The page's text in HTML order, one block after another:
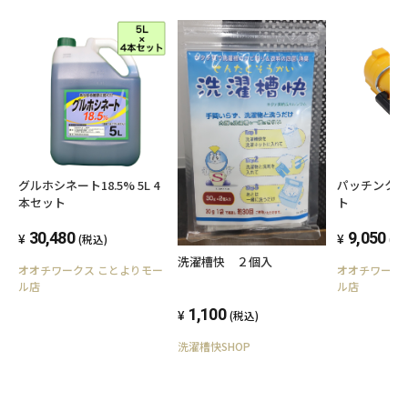
グルホシネート18.5% 5L 4
本セット
30,480 (税込)
オオチワークス ことよりモー
ル店
洗濯槽快 ２個入
1,100 (税込)
洗濯槽快SHOP
パッチンク
ト
9,050 (税
オオチワーク
ル店